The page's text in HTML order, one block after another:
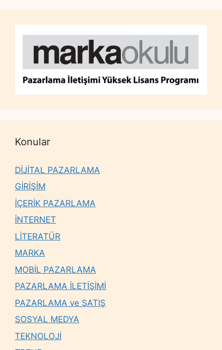
Konular
DİJİTAL PAZARLAMA
GİRİŞİM
İÇERİK PAZARLAMA
İNTERNET
LİTERATÜR
MARKA
MOBİL PAZARLAMA
PAZARLAMA İLETİŞİMİ
PAZARLAMA ve SATIŞ
SOSYAL MEDYA
TEKNOLOJİ